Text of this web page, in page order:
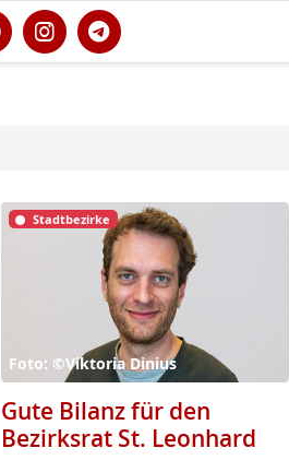
Stadtbezirke
Foto: ©Viktoria Dinius
Gute Bilanz für den
Bezirksrat St. Leonhard